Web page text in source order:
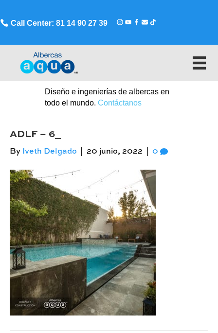
Call Center: 81 14 90 27 39
Diseño e ingenierías de albercas en
todo el mundo. Contáctanos
ADLF – 6_
By Iveth Delgado 20 junio, 2022 0